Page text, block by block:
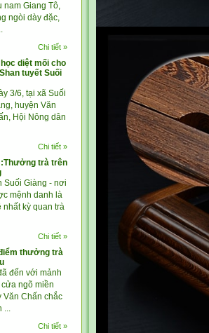
nam Giang Tô,
ngòi dày đặc,
Chi tiết »
diệt mối cho
tuyết Suối
3/6, tại xã Suối
huyện Văn
Hội Nông dân
Chi tiết »
:Thưởng trà trên
Suối Giàng - nơi
mệnh danh là
nhất kỳ quan trà
Chi tiết »
thưởng trà
đến với mảnh
cửa ngõ miền
Văn Chấn chắc
...
Chi tiết »